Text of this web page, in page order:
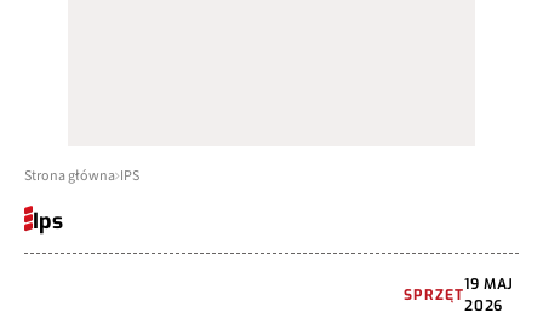
Strona główna IPS
Ips
SPRZĘT
19 MAJ
2026